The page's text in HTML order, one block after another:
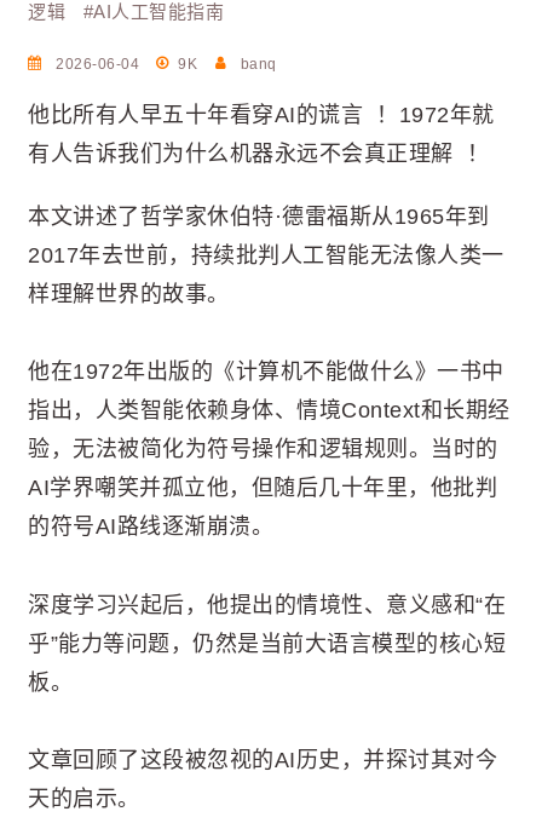
逻辑
#AI人工智能指南
2026-06-04 9K banq
他比所有人早五十年看穿AI的谎言 ！1972年就
有人告诉我们为什么机器永远不会真正理解 ！
本文讲述了哲学家休伯特·德雷福斯从1965年到
2017年去世前，持续批判人工智能无法像人类一
样理解世界的故事。
他在1972年出版的《计算机不能做什么》一书中
指出，人类智能依赖身体、情境Context和长期经
验，无法被简化为符号操作和逻辑规则。当时的
AI学界嘲笑并孤立他，但随后几十年里，他批判
的符号AI路线逐渐崩溃。
深度学习兴起后，他提出的情境性、意义感和“在
乎”能力等问题，仍然是当前大语言模型的核心短
板。
文章回顾了这段被忽视的AI历史，并探讨其对今
天的启示。